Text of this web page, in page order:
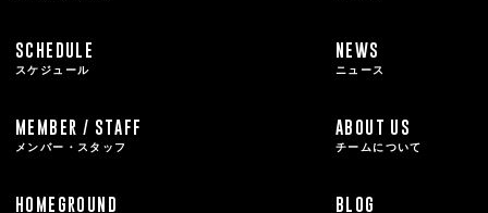
SCHEDULE
スケジュール
NEWS
ニュース
MEMBER / STAFF
メンバー・スタッフ
ABOUT US
チームについて
HOMEGROUND BLOG